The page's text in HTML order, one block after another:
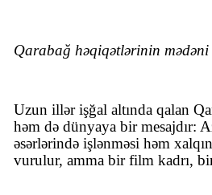
Qarabağ həqiqətlərinin
Uzun illər işğal altında qalan
həm də dünyaya bir mesajdır:
əsərlərində işlənməsi həm
vurulur, amma bir film kadrı,